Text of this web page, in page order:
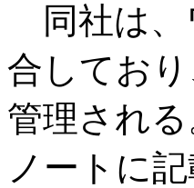
同社は、
合してお
管理され
ノートに